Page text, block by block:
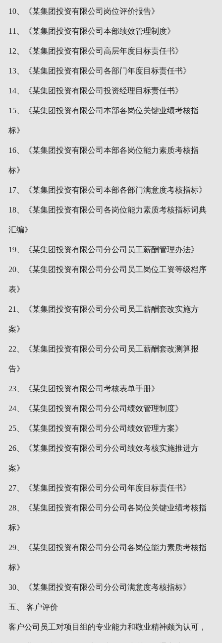
10、《某集团投资有限公司岗位评价报告》
11、《某集团投资有限公司本部绩效管理制度》
12、《某集团投资有限公司高层年度目标责任书》
13、《某集团投资有限公司各部门年度目标责任书》
14、《某集团投资有限公司投资经理目标责任书》
15、《某集团投资有限公司本部各岗位关键业绩考核指
标》
16、《某集团投资有限公司本部各岗位能力素质考核指
标》
17、《某集团投资有限公司本部各部门满意度考核指标》
18、《某集团投资有限公司各岗位能力素质考核指标词典
汇编》
19、《某集团投资有限公司分公司员工薪酬管理办法》
20、《某集团投资有限公司分公司员工岗位工资等级档序
表》
21、《某集团投资有限公司分公司员工薪酬套改实施方
案》
22、《某集团投资有限公司分公司员工薪酬套改测算报
告》
23、《某集团投资有限公司考核表单手册》
24、《某集团投资有限公司分公司绩效管理制度》
25、《某集团投资有限公司分公司绩效管理方案》
26、《某集团投资有限公司分公司绩效考核实施推进方
案》
27、《某集团投资有限公司分公司年度目标责任书》
28、《某集团投资有限公司分公司各岗位关键业绩考核指
标》
29、《某集团投资有限公司分公司各岗位能力素质考核指
标》
30、《某集团投资有限公司分公司满意度考核指标》
五、 客户评价
客户公司员工对项目组的专业能力和敬业精神颇为认可，